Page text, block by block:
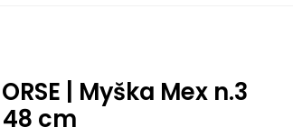
| Myška Mex n.3
cm